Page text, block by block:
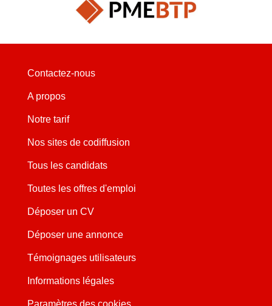
Contactez-nous
A propos
Notre tarif
Nos sites de codiffusion
Tous les candidats
Toutes les offres d'emploi
Déposer un CV
Déposer une annonce
Témoignages utilisateurs
Informations légales